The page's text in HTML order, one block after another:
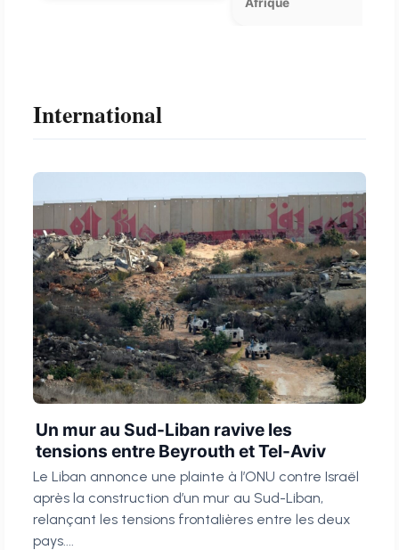
Afrique
International
Un mur au Sud-Liban ravive les
tensions entre Beyrouth et Tel-Aviv
Le Liban annonce une plainte à l’ONU contre Israël
après la construction d’un mur au Sud-Liban,
relançant les tensions frontalières entre les deux
pays....